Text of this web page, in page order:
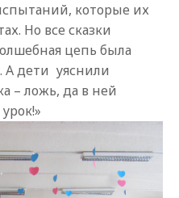
которые их
Но все сказки
цепь была
А дети уяснили
– ложь, да в ней